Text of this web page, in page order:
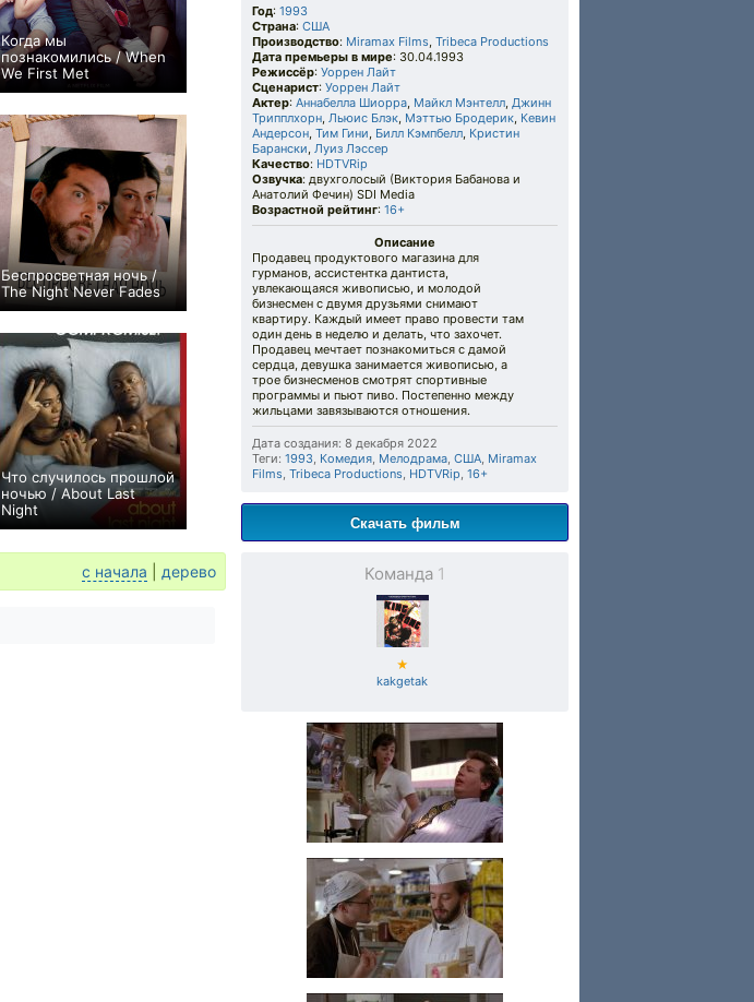
Когда мы
познакомились / When
We First Met
+43
Беспросветная ночь /
The Night Never Fades
−1
Что случилось прошлой
ночью / About Last
Night
+1
с начала дерево
Год: 1993
Страна: США
Производство: Miramax Films, Tribeca Productions
Дата премьеры в мире: 30.04.1993
Режиссёр: Уоррен Лайт
Сценарист: Уоррен Лайт
Актер: Аннабелла Шиорра, Майкл Мэнтелл, Джинн
Трипплхорн, Льюис Блэк, Мэттью Бродерик, Кевин
Андерсон, Тим Гини, Билл Кэмпбелл, Кристин
Барански, Луиз Лэссер
Качество: HDTVRip
Озвучка: двухголосый (Виктория Бабанова и
Анатолий Фечин) SDI Media
Возрастной рейтинг: 16+
Описание
Продавец продуктового магазина для
гурманов, ассистентка дантиста,
увлекающаяся живописью, и молодой
бизнесмен с двумя друзьями снимают
квартиру. Каждый имеет право провести там
один день в неделю и делать, что захочет.
Продавец мечтает познакомиться с дамой
сердца, девушка занимается живописью, а
трое бизнесменов смотрят спортивные
программы и пьют пиво. Постепенно между
жильцами завязываются отношения.
Дата создания: 8 декабря 2022
Теги: 1993, Комедия, Мелодрама, США, Miramax
Films, Tribeca Productions, HDTVRip, 16+
Скачать фильм
Команда 1
★
kakgetak